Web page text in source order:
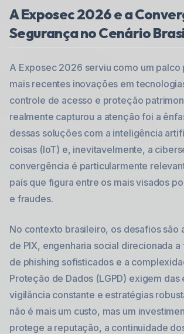
A Exposec 2026 e a
Segurança no Cenário
A Exposec 2026 serviu como um palco
mais recentes inovações em
controle de acesso e proteção
realmente capturou a atenção foi a
dessas soluções com a inteligência
coisas (IoT) e, inevitavelmente, a
convergência é particularmente
país que figura entre os mais visados
e fraudes.
No contexto brasileiro, os desafios são
de PIX, engenharia social direcionada
de phishing sofisticados e a
Proteção de Dados (LGPD) exigem das
vigilância constante e estratégias
não é mais um custo, mas um
protege a reputação, a continuidade